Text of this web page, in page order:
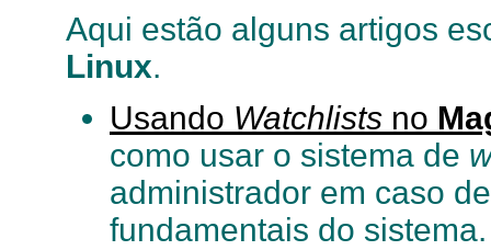
Aqui estão alguns artigos
Linux.
Usando Watchlists no
como usar o sistema de
administrador em caso
fundamentais do sistema.